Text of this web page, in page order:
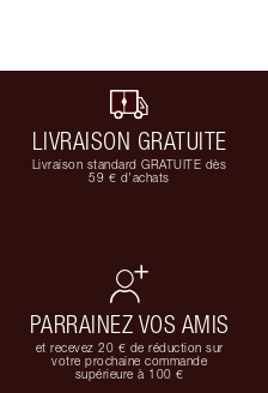
LIVRAISON GRATUITE
Livraison standard GRATUITE dès
59 € d'achats
PARRAINEZ VOS AMIS
et recevez 20 € de réduction sur
votre prochaine commande
supérieure à 100 €